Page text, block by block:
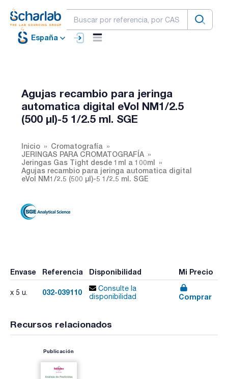
España
Agujas recambio para jeringa
automatica digital eVol NM1/2.5
(500 µl)-5 1/2.5 ml. SGE
Inicio
Cromatografía
JERINGAS PARA CROMATOGRAFÍA
Jeringas Gas Tight desde 1ml a 100ml
Agujas recambio para jeringa automatica digital
eVol NM1/2.5 (500 µl)-5 1/2.5 ml. SGE
Envase Referencia Disponibilidad Mi Precio
x 5 u. 032-039110
Consulte la
disponibilidad
Comprar
Recursos relacionados
Publicación